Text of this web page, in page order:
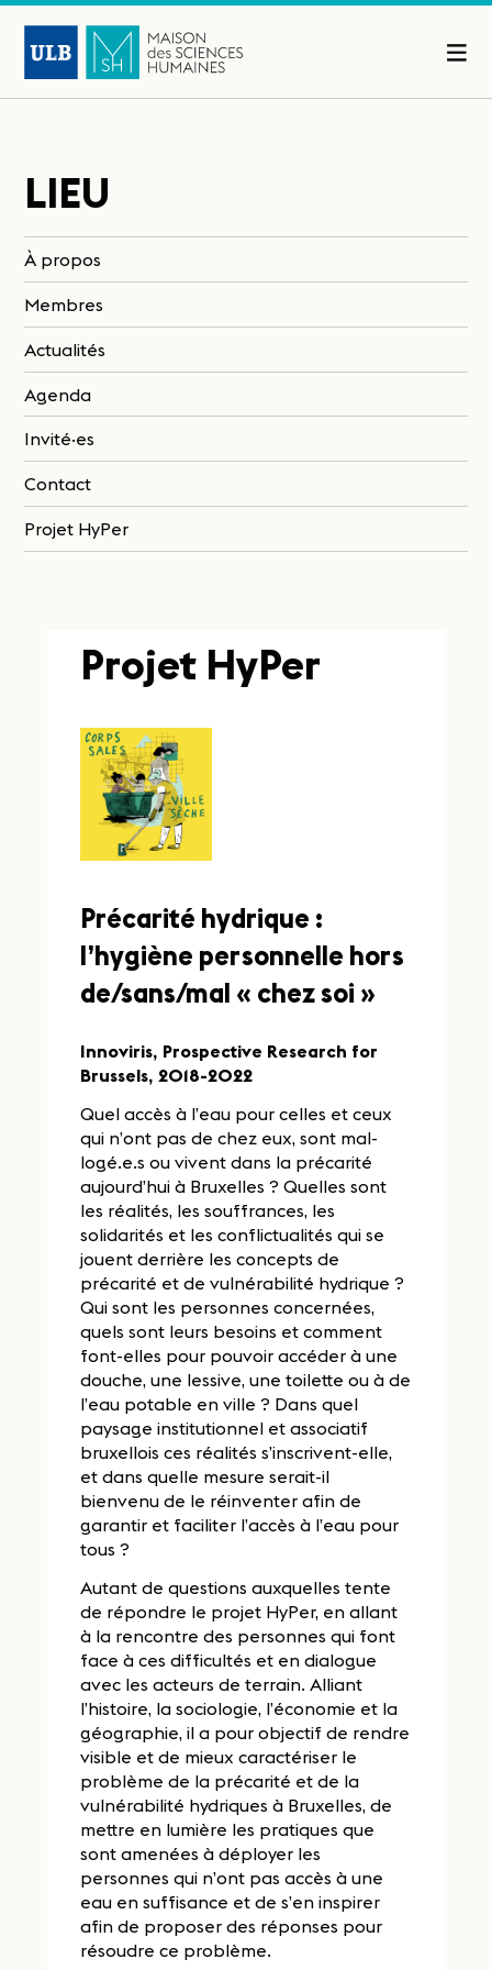
LIEU
À propos
Membres
Actualités
Agenda
Invité·es
Contact
Projet HyPer
Projet HyPer
Précarité hydrique :
l’hygiène personnelle hors
de/sans/mal « chez soi »
Innoviris, Prospective Research for
Brussels, 2018-2022
Quel accès à l’eau pour celles et ceux
qui n’ont pas de chez eux, sont mal-
logé.e.s ou vivent dans la précarité
aujourd’hui à Bruxelles ? Quelles sont
les réalités, les souffrances, les
solidarités et les conflictualités qui se
jouent derrière les concepts de
précarité et de vulnérabilité hydrique ?
Qui sont les personnes concernées,
quels sont leurs besoins et comment
font-elles pour pouvoir accéder à une
douche, une lessive, une toilette ou à de
l’eau potable en ville ? Dans quel
paysage institutionnel et associatif
bruxellois ces réalités s’inscrivent-elle,
et dans quelle mesure serait-il
bienvenu de le réinventer afin de
garantir et faciliter l’accès à l’eau pour
tous ?
Autant de questions auxquelles tente
de répondre le projet HyPer, en allant
à la rencontre des personnes qui font
face à ces difficultés et en dialogue
avec les acteurs de terrain. Alliant
l’histoire, la sociologie, l’économie et la
géographie, il a pour objectif de rendre
visible et de mieux caractériser le
problème de la précarité et de la
vulnérabilité hydriques à Bruxelles, de
mettre en lumière les pratiques que
sont amenées à déployer les
personnes qui n’ont pas accès à une
eau en suffisance et de s’en inspirer
afin de proposer des réponses pour
résoudre ce problème.